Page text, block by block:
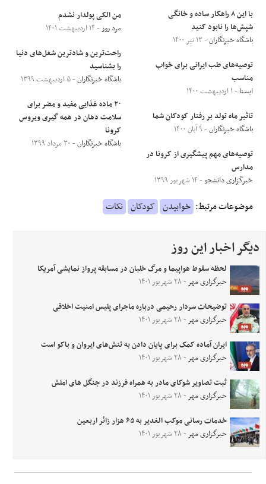
با این ۸ راهکار ساده و خانگی
شپش‌ها را نابود کنید
باشگاه خبرنگاران- ۱۳ تیر ۱۴۰۰
توصیه‌های طب ایرانی برای خواب
مناسب
ایسنا - ۱ اردیبهشت ۱۴۰۰
تاثیر ماه تولد بر رفتار کودکان شما
باشگاه خبرنگاران- ۹ آبان ۱۴۰۰
توصیه‌های مهم پیشگیری از کرونا در
مدارس
خبرگزاری دانشجو- ۱۴ شهریور ۱۳۹۹
من الکی پولدار نشدم
مرد روز- ۱۴ اردیبهشت ۱۴۰۱
راحت‌ترین و شادترین شغل‌های دنیا
را بشناسید
باشگاه خبرنگاران- ۵ اردیبهشت ۱۳۹۹
۲۰ ماده غذایی مفید و مضر برای
سلامت دهان در همه گیری ویروس
کرونا
باشگاه خبرنگاران- ۳۰ مرداد ۱۳۹۹
موضوعات مرتبط: خوابیدن کودکان نکات
دیگر اخبار این روز
لحظه سقوط هواپیما و مرگ خلبان در مسابقه پرواز نمایشی آمریکا
خبرگزاری مهر- ۲۸ شهریور ۱۴۰۱
توضیحات سردار رحیمی درباره ماجرای پلیس امنیت اخلاقی
خبرگزاری مهر- ۲۸ شهریور ۱۴۰۱
ایران آماده کمک برای پایان دادن به تنش‌های ایروان و باکو است
خبرگزاری مهر- ۲۸ شهریور ۱۴۰۱
ثبت تصاویر شوکای مادر به همراه فرزند در جنگل های املش
خبرگزاری مهر- ۲۸ شهریور ۱۴۰۱
خدمات رسانی موکب الغدیر به ۶۵ هزار زائر اربعین
خبرگزاری مهر- ۲۸ شهریور ۱۴۰۱